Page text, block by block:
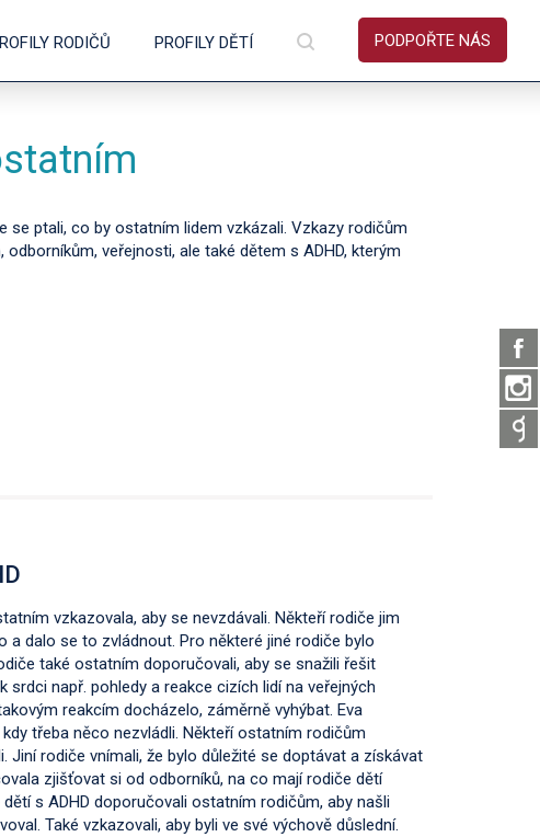
PODPOŘTE NÁS
RODIČŮ PROFILY DĚTÍ
se ptali, co by ostatním lidem vzkázali. Vzkazy rodičům
veřejnosti, ale také dětem s ADHD, kterým
vzkazovala, aby se nevzdávali. Někteří rodiče jim
a dalo se to zvládnout. Pro některé jiné rodiče bylo
také ostatním doporučovali, aby se snažili řešit
např. pohledy a reakce cizích lidí na veřejných
reakcím docházelo, záměrně vyhýbat. Eva
třeba něco nezvládli. Někteří ostatním rodičům
Jiní rodiče vnímali, že bylo důležité se doptávat a získávat
zjišťovat si od odborníků, na co mají rodiče dětí
s ADHD doporučovali ostatním rodičům, aby našli
Také vzkazovali, aby byli ve své výchově důslední.